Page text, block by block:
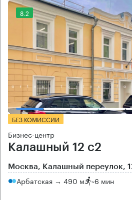
8.2
БЕЗ КОМИССИИ
Бизнес-центр
Калашный 12 с2
Москва, Калашный переулок,
Арбатская → 490 м ~6 мин